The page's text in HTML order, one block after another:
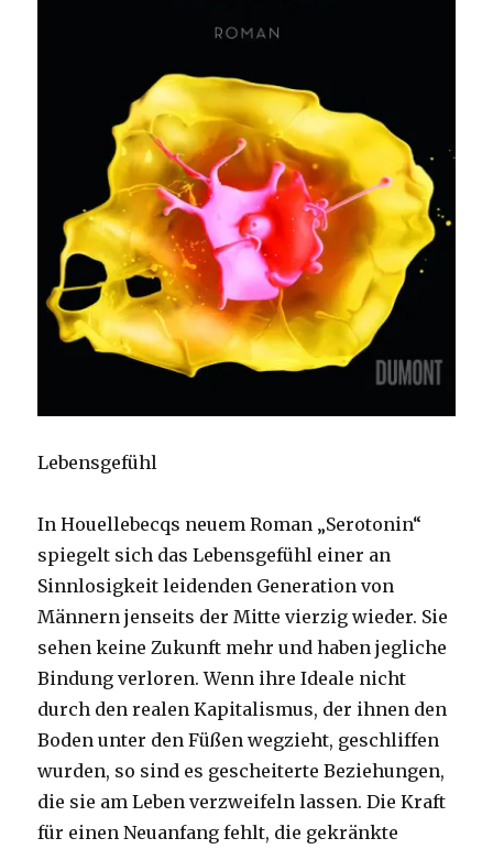
Lebensgefühl
In Houellebecqs neuem Roman „Serotonin“
spiegelt sich das Lebensgefühl einer an
Sinnlosigkeit leidenden Generation von
Männern jenseits der Mitte vierzig wieder. Sie
sehen keine Zukunft mehr und haben jegliche
Bindung verloren. Wenn ihre Ideale nicht
durch den realen Kapitalismus, der ihnen den
Boden unter den Füßen wegzieht, geschliffen
wurden, so sind es gescheiterte Beziehungen,
die sie am Leben verzweifeln lassen. Die Kraft
für einen Neuanfang fehlt, die gekränkte